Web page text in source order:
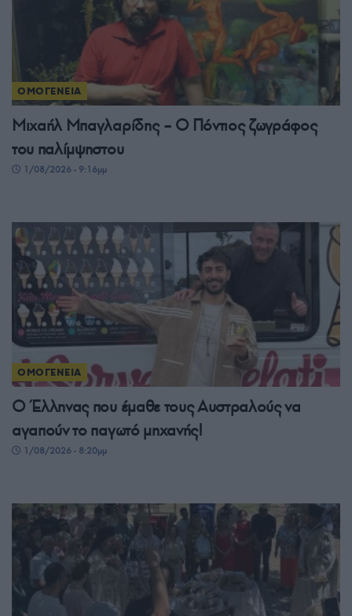
ΟΜΟΓΕΝΕΙΑ
Μιχαήλ Μπαγλαρίδης – Ο Πόντιος ζωγράφος
του παλίμψηστου
1/08/2026 - 9:16μμ
ΟΜΟΓΕΝΕΙΑ
Ο Έλληνας που έμαθε τους Αυστραλούς να
αγαπούν το παγωτό μηχανής!
1/08/2026 - 8:20μμ